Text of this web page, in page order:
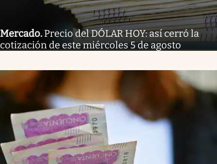
Mercado. Precio del DÓLAR HOY: así cerró la
cotización de este miércoles 5 de agosto